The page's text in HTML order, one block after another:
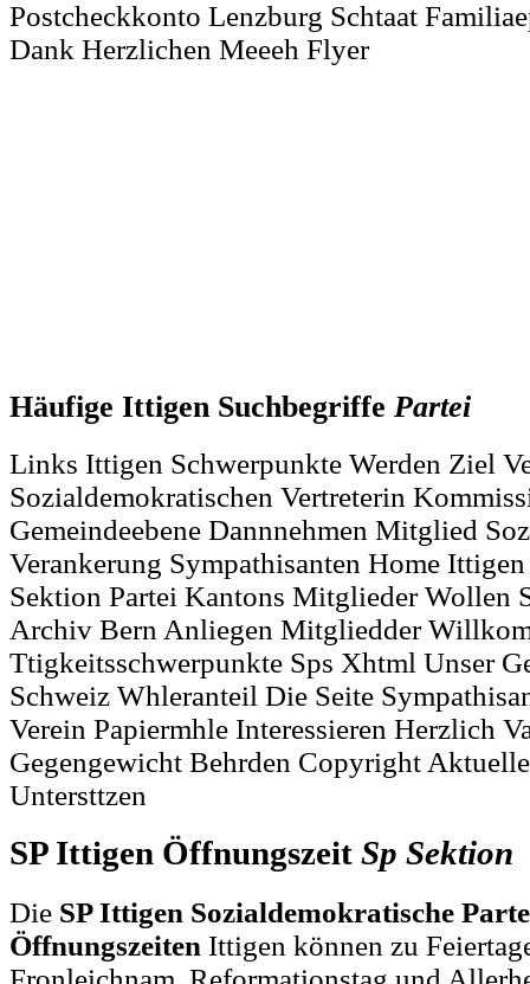
Postcheckkonto Lenzburg Schtaat
Dank Herzlichen Meeeh Flyer
Häufige Ittigen Suchbegriffe Partei
Links Ittigen Schwerpunkte Werden Ziel
Sozialdemokratischen Vertreterin
Gemeindeebene Dannnehmen Mitglied
Verankerung Sympathisanten Home
Sektion Partei Kantons Mitglieder Wollen
Archiv Bern Anliegen Mitgliedder
Ttigkeitsschwerpunkte Sps Xhtml Unser
Schweiz Whleranteil Die Seite
Verein Papiermhle Interessieren Herzlich
Gegengewicht Behrden Copyright
Untersttzen
SP Ittigen Öffnungszeit Sp Sektion
Die SP Ittigen Sozialdemokratische
Öffnungszeiten Ittigen können zu